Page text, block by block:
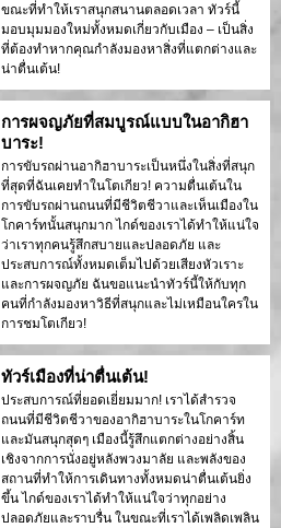
ขณะที่ทำให้เราสนุกสนานตลอดเวลา ทัวร์นี้
มอบมุมมองใหม่ทั้งหมดเกี่ยวกับเมือง – เป็นสิ่ง
ที่ต้องทำหากคุณกำลังมองหาสิ่งที่แตกต่างและ
น่าตื่นเต้น!
การผจญภัยที่สมบูรณ์แบบในอากิฮา
บาระ!
การขับรถผ่านอากิฮาบาระเป็นหนึ่งในสิ่งที่สนุก
ที่สุดที่ฉันเคยทำในโตเกียว! ความตื่นเต้นใน
การขับรถผ่านถนนที่มีชีวิตชีวาและเห็นเมืองใน
โกคาร์ทนั้นสนุกมาก ไกด์ของเราได้ทำให้แน่ใจ
ว่าเราทุกคนรู้สึกสบายและปลอดภัย และ
ประสบการณ์ทั้งหมดเต็มไปด้วยเสียงหัวเราะ
และการผจญภัย ฉันขอแนะนำทัวร์นี้ให้กับทุก
คนที่กำลังมองหาวิธีที่สนุกและไม่เหมือนใครใน
การชมโตเกียว!
ทัวร์เมืองที่น่าตื่นเต้น!
ประสบการณ์ที่ยอดเยี่ยมมาก! เราได้สำรวจ
ถนนที่มีชีวิตชีวาของอากิฮาบาระในโกคาร์ท
และมันสนุกสุดๆ เมืองนี้รู้สึกแตกต่างอย่างสิ้น
เชิงจากการนั่งอยู่หลังพวงมาลัย และพลังของ
สถานที่ทำให้การเดินทางทั้งหมดน่าตื่นเต้นยิ่ง
ขึ้น ไกด์ของเราได้ทำให้แน่ใจว่าทุกอย่าง
ปลอดภัยและราบรื่น ในขณะที่เราได้เพลิดเพลิน